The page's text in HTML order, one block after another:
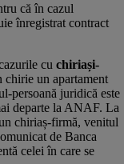
că în cazul
înregistrat contract
cu chiriași-
chirie un apartament
persoană juridică este
departe la ANAF. La
chiriaș-firmă, venitul
de Banca
celei în care se